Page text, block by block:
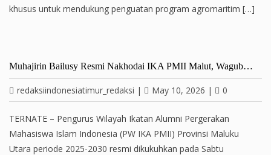
khusus untuk mendukung penguatan program agromaritim […]
Muhajirin Bailusy Resmi Nakhodai IKA PMII Malut, Wagub…
redaksiindonesiatimur_redaksi | May 10, 2026 | 0
TERNATE – Pengurus Wilayah Ikatan Alumni Pergerakan
Mahasiswa Islam Indonesia (PW IKA PMII) Provinsi Maluku
Utara periode 2025-2030 resmi dikukuhkan pada Sabtu